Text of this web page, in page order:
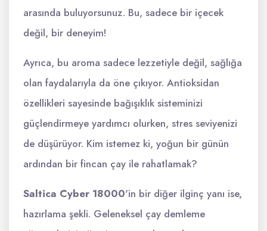
arasında buluyorsunuz. Bu, sadece bir içecek
değil, bir deneyim!
Ayrıca, bu aroma sadece lezzetiyle değil, sağlığa
olan faydalarıyla da öne çıkıyor. Antioksidan
özellikleri sayesinde bağışıklık sisteminizi
güçlendirmeye yardımcı olurken, stres seviyenizi
de düşürüyor. Kim istemez ki, yoğun bir günün
ardından bir fincan çay ile rahatlamak?
Saltica Cyber 18000'in bir diğer ilginç yanı ise,
hazırlama şekli. Geleneksel çay demleme